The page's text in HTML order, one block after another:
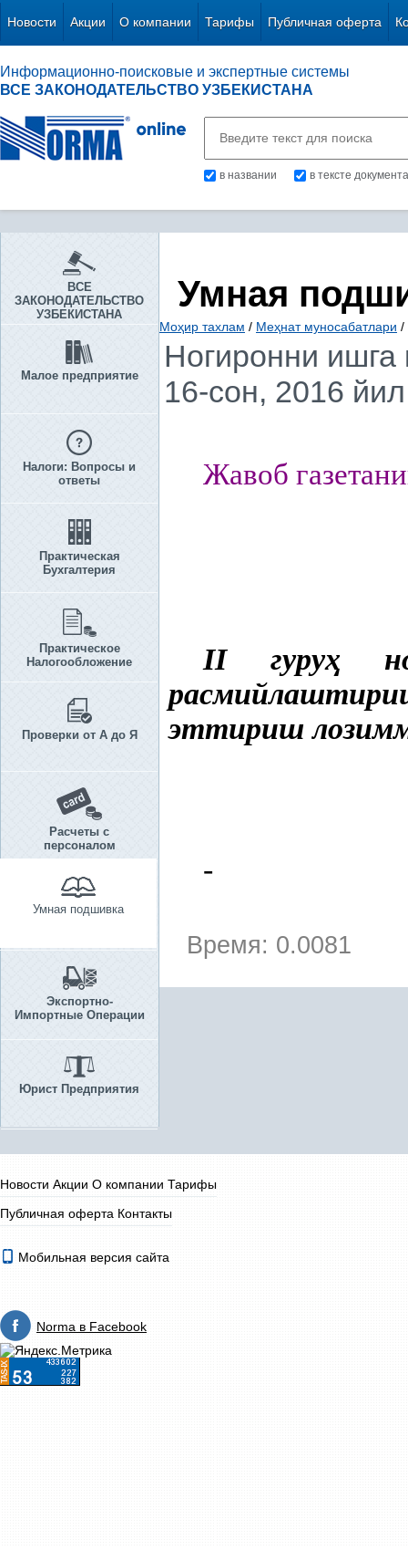
Новости Акции О компании Тарифы Публичная оферта
Информационно-поисковые и экспертные системы
ВСЕ ЗАКОНОДАТЕЛЬСТВО УЗБЕКИСТАНА
в названии в тексте документа
ВСЕ
ЗАКОНОДАТЕЛЬСТВО
УЗБЕКИСТАНА
Малое предприятие
Налоги: Вопросы и
ответы
Практическая
Бухгалтерия
Практическое
Налогообложение
Проверки от А до Я
Расчеты с
персоналом
Умная подшивка
Экспортно-
Импортные Операции
Юрист Предприятия
Умная
Моҳир тахлам / Меҳнат муносабатлари /
Ногиронни
16-сон, 2016
Жавоб
II гуруҳ
эттириш
-
Время: 0.0081
Новости Акции О компании Тарифы
Публичная оферта Контакты
Мобильная версия сайта
Norma в Facebook